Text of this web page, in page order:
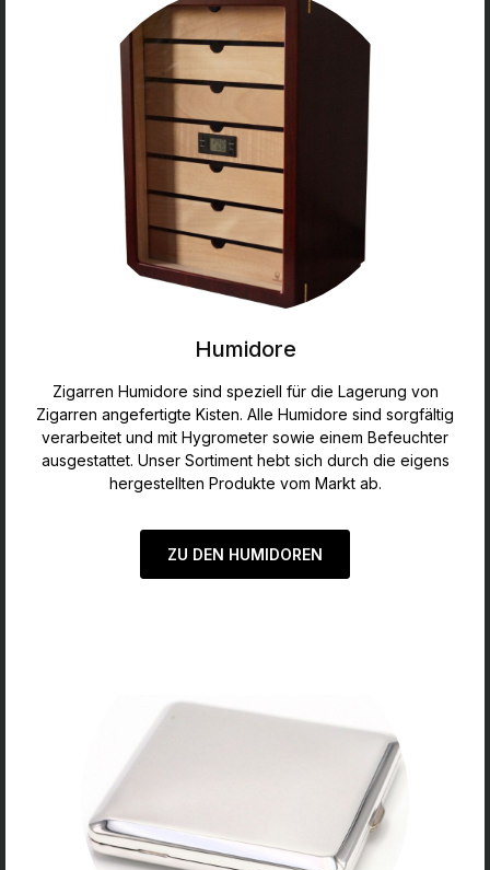
Humidore
Zigarren Humidore sind speziell für die Lagerung von
Zigarren angefertigte Kisten. Alle Humidore sind sorgfältig
verarbeitet und mit Hygrometer sowie einem Befeuchter
ausgestattet. Unser Sortiment hebt sich durch die eigens
hergestellten Produkte vom Markt ab.
ZU DEN HUMIDOREN